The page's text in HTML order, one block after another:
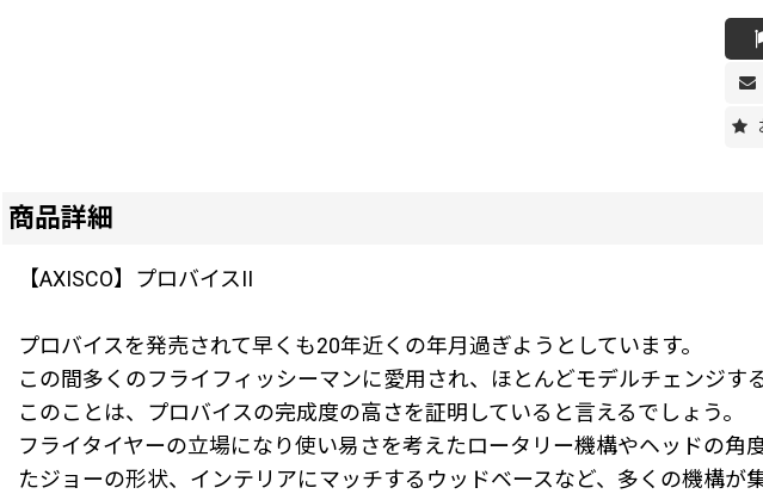
商品詳細
【AXISCO】プロバイスII
プロバイスを発売されて早くも20年近くの年月過ぎようとしています。
この間多くのフライフィッシーマンに愛用され、ほとんどモデルチェンジす
このことは、プロバイスの完成度の高さを証明していると言えるでしょう。
フライタイヤーの立場になり使い易さを考えたロータリー機構やヘッドの
たジョーの形状、インテリアにマッチするウッドベースなど、多くの機構が集